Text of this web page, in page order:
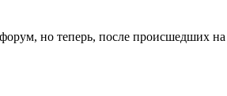
но теперь, после происшедших